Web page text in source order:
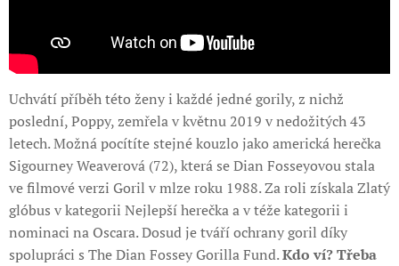
Uchvátí příběh této ženy i každé jedné gorily, z nichž
poslední, Poppy, zemřela v květnu 2019 v nedožitých 43
letech. Možná pocítíte stejné kouzlo jako americká herečka
Sigourney Weaverová (72), která se Dian Fosseyovou stala
ve filmové verzi Goril v mlze roku 1988. Za roli získala Zlatý
glóbus v kategorii Nejlepší herečka a v téže kategorii i
nominaci na Oscara. Dosud je tváří ochrany goril díky
spolupráci s The Dian Fossey Gorilla Fund.Kdo ví? Třeba